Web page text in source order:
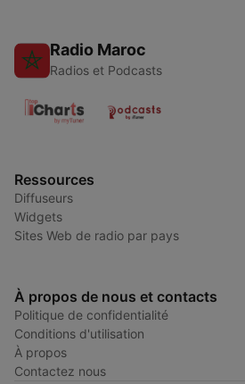
Radio Maroc
Radios et Podcasts
Ressources
Diffuseurs
Widgets
Sites Web de radio par pays
À propos de nous et contacts
Politique de confidentialité
Conditions d'utilisation
À propos
Contactez nous